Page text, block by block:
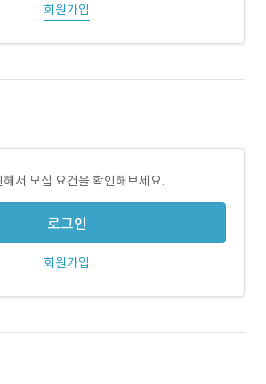
회원가입
서 모집 요건을 확인해보세요.
로그인
회원가입